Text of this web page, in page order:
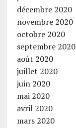
décembre 2020
novembre 2020
octobre 2020
septembre 2020
août 2020
juillet 2020
juin 2020
mai 2020
avril 2020
mars 2020